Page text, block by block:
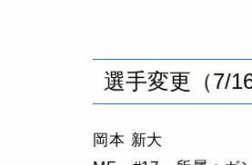
選手変更（7/16
岡本 新大